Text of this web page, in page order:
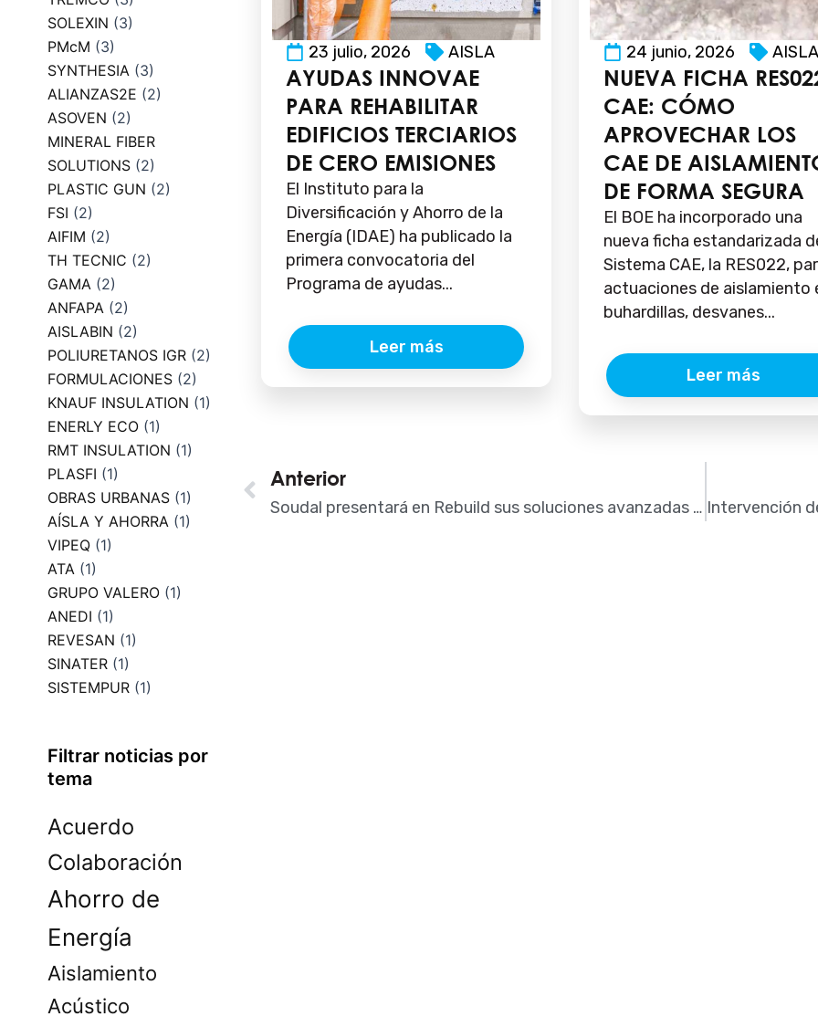
SOLEXIN (3)
PMcM (3)
SYNTHESIA (3)
ALIANZAS2E (2)
ASOVEN (2)
MINERAL FIBER
SOLUTIONS (2)
PLASTIC GUN (2)
FSI (2)
AIFIM (2)
TH TECNIC (2)
GAMA (2)
ANFAPA (2)
AISLABIN (2)
POLIURETANOS IGR (2)
FORMULACIONES (2)
KNAUF INSULATION (1)
ENERLY ECO (1)
RMT INSULATION (1)
PLASFI (1)
OBRAS URBANAS (1)
AÍSLA Y AHORRA (1)
VIPEQ (1)
ATA (1)
GRUPO VALERO (1)
ANEDI (1)
REVESAN (1)
SINATER (1)
SISTEMPUR (1)
Filtrar noticias por
tema
Acuerdo
Colaboración
Ahorro de
Energía
Aislamiento
Acústico
23 julio, 2026 AISLA
AYUDAS INNOVAE
PARA REHABILITAR
EDIFICIOS TERCIARIOS
DE CERO EMISIONES
El Instituto para la
Diversificación y Ahorro de la
Energía (IDAE) ha publicado la
primera convocatoria del
Programa de ayudas...
Leer más
24 junio, 2026 AISLA
NUEVA FICHA
CAE: CÓMO
APROVECHAR LOS
CAE DE
DE FORMA SEGURA
El BOE ha incorporado una
nueva ficha estandarizada
Sistema CAE, la RES022,
actuaciones de aislamiento
buhardillas, desvanes...
Leer más
Ant
Anterior
Soudal presentará en Rebuild sus soluciones avanzadas de pegado para aislamiento y hermeticidad